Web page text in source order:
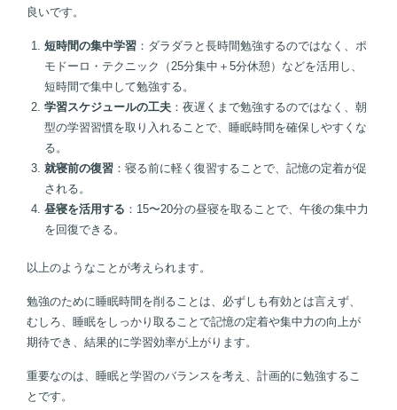
良いです。
短時間の集中学習 ：ダラダラと長時間勉強するのではなく、ポ
モドーロ・テクニック（25分集中＋5分休憩）などを活用し、
短時間で集中して勉強する。
学習スケジュールの工夫 ：夜遅くまで勉強するのではなく、朝
型の学習習慣を取り入れることで、睡眠時間を確保しやすくな
る。
就寝前の復習 ：寝る前に軽く復習することで、記憶の定着が促
される。
昼寝を活用する ：15〜20分の昼寝を取ることで、午後の集中力
を回復できる。
以上のようなことが考えられます。
勉強のために睡眠時間を削ることは、必ずしも有効とは言えず、
むしろ、睡眠をしっかり取ることで記憶の定着や集中力の向上が
期待でき、結果的に学習効率が上がります。
重要なのは、睡眠と学習のバランスを考え、計画的に勉強するこ
とです。